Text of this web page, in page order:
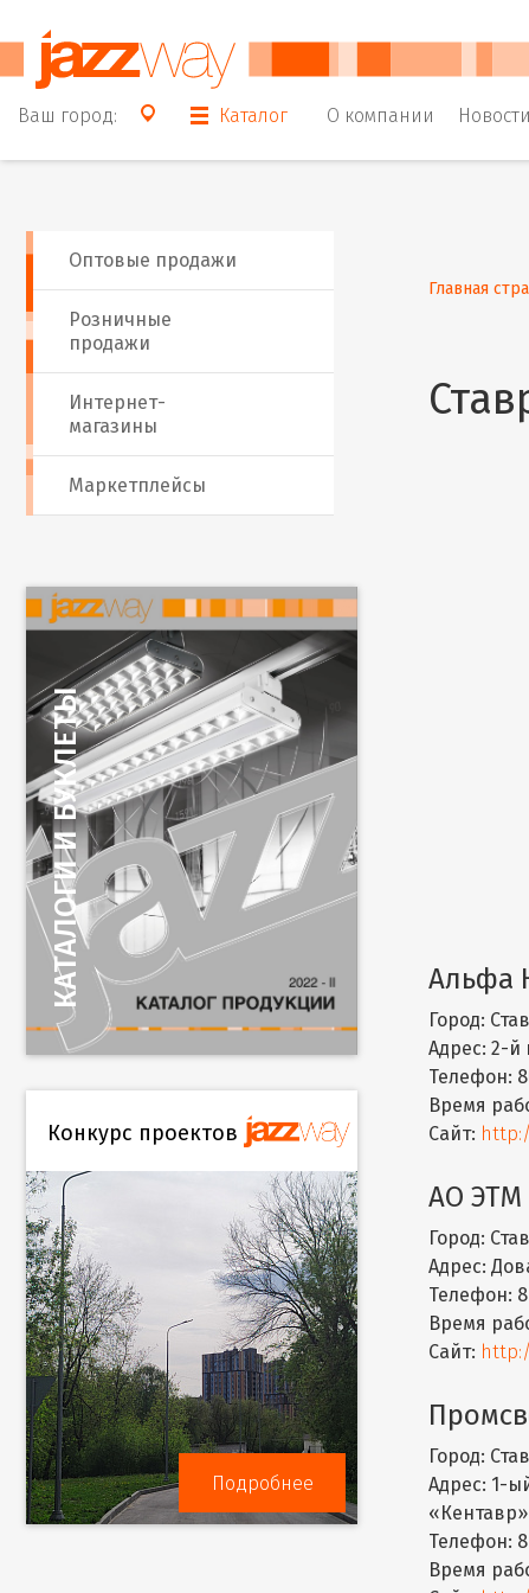
Ваш город: Каталог О компании Новости
Оптовые продажи
Розничные
продажи
Интернет-
магазины
Маркетплейсы
Конкурс проектов
Подробнее
Главная
Альфа
Город:
Адрес: 2-й
Телефон:
Время
Сайт:
АО ЭТМ
Город:
Адрес:
Телефон:
Время
Сайт:
Город:
Адрес: 1-
«Кентавр»
Телефон:
Время